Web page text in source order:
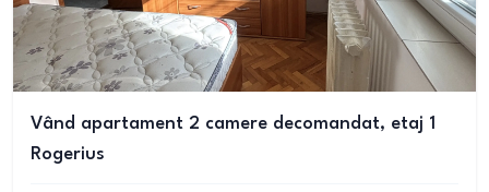
Vând apartament 2 camere decomandat, etaj 1
Rogerius